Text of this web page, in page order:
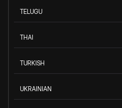
TELUGU
THAI
TURKISH
UKRAINIAN